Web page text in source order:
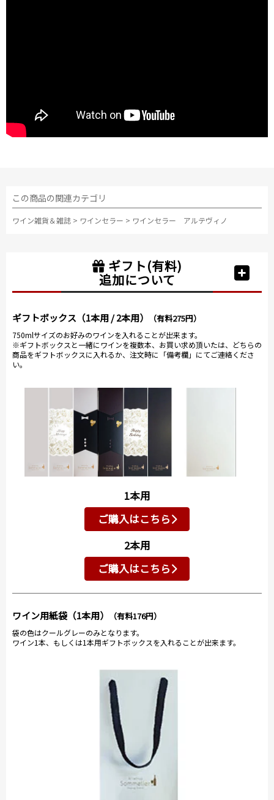
この商品の関連カテゴリ
ワイン雑貨＆雑誌 > ワインセラー > ワインセラー アルテヴィノ
ギフト(有料)
追加について
ギフトボックス（1本用 / 2本用） （有料275円）
750mlサイズのお好みのワインを入れることが出来ます。
※ギフトボックスと一緒にワインを複数本、お買い求め頂いたは、どちらの
商品をギフトボックスに入れるか、注文時に「備考欄」にてご連絡くださ
い。
1本用
ご購入はこちら
2本用
ご購入はこちら
ワイン用紙袋（1本用） （有料176円）
袋の色はクールグレーのみとなります。
ワイン1本、もしくは1本用ギフトボックスを入れることが出来ます。